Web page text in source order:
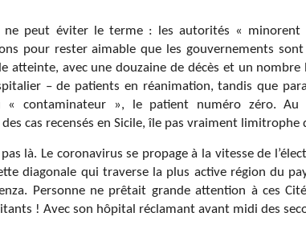
ne peut éviter le terme : les autorités « minorent
pour rester aimable que les gouvernements
atteinte, avec une douzaine de décès et un
– de patients en réanimation, tandis que
« contaminateur », le patient numéro zéro. Au
cas recensés en Sicile, île pas vraiment limitrophe
pas là. Le coronavirus se propage à la vitesse de
diagonale qui traverse la plus active région du
Personne ne prêtait grande attention à ces
! Avec son hôpital réclamant avant midi des